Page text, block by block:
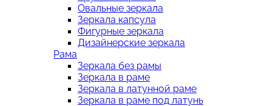
Овальные зеркала
Зеркала капсула
Фигурные зеркала
Дизайнерские зеркала
Рама
Зеркала без рамы
Зеркала в раме
Зеркала в латунной раме
Зеркала в раме под латунь